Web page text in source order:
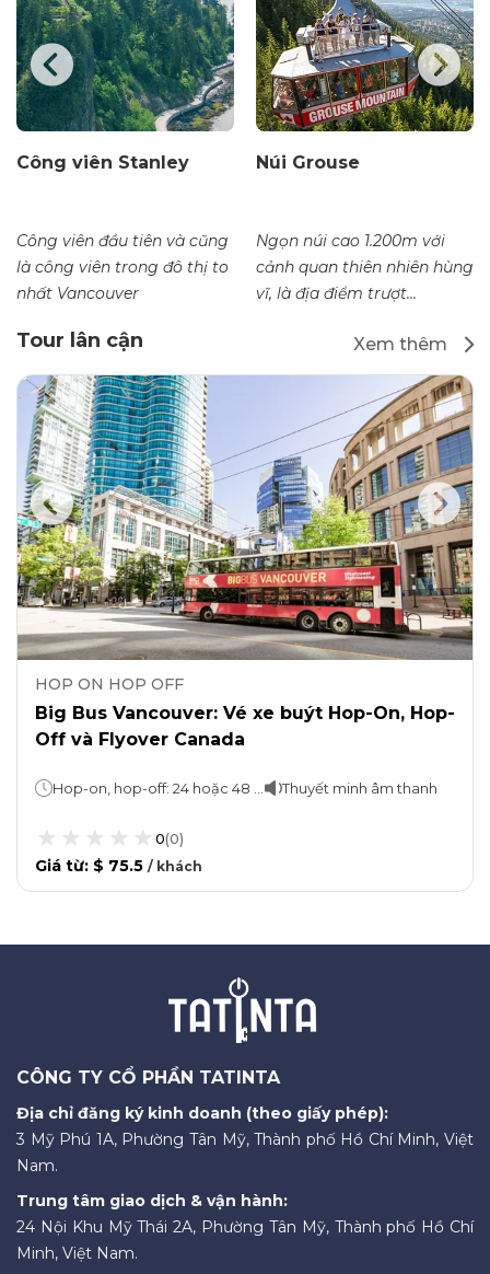
Công viên Stanley
Công viên đầu tiên và cũng
là công viên trong đô thị to
nhất Vancouver
Núi Grouse
Ngọn núi cao 1.200m với
cảnh quan thiên nhiên hùng
vĩ, là địa điểm trượt...
Tour lân cận Xem thêm
HOP ON HOP OFF
Big Bus Vancouver: Vé xe buýt Hop-On, Hop-
Off và Flyover Canada
Thuyết minh âm thanh
0(0)
Giá từ: $ 75.5 / khách
CÔNG TY CỔ PHẦN TATINTA
Địa chỉ đăng ký kinh doanh (theo giấy phép):
3 Mỹ Phú 1A, Phường Tân Mỹ, Thành phố Hồ Chí Minh, Việt
Nam.
Trung tâm giao dịch & vận hành:
24 Nội Khu Mỹ Thái 2A, Phường Tân Mỹ, Thành phố Hồ Chí
Minh, Việt Nam.